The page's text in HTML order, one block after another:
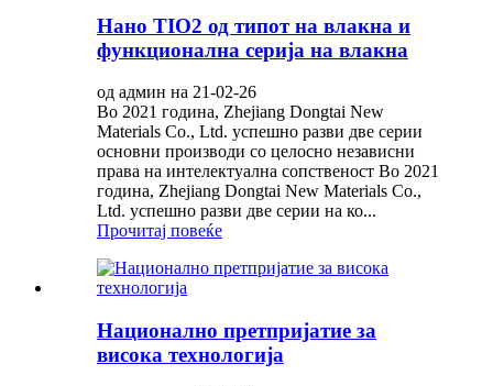
Нано TIO2 од типот на влакна и
функционална серија на влакна
од админ на 21-02-26
Во 2021 година, Zhejiang Dongtai New
Materials Co., Ltd. успешно разви две серии
основни производи со целосно независни
права на интелектуална сопственост Во 2021
година, Zhejiang Dongtai New Materials Co.,
Ltd. успешно разви две серии на ко...
Прочитај повеќе
Национално претпријатие за
висока технологија